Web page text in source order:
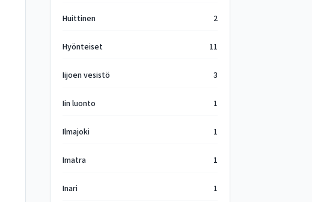
Huittinen 2
Hyönteiset 11
Iijoen vesistö 3
Iin luonto 1
Ilmajoki 1
Imatra 1
Inari 1